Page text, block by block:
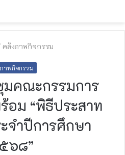
คลังภาพกิจกรรม
าพกิจกรรม
มคณะกรรมการ
อม “พิธีประสาท
ำปีการศึกษา
๖๘”